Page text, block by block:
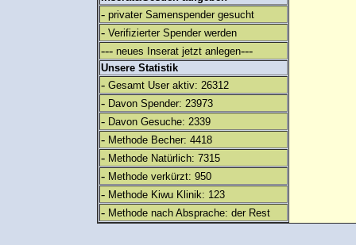
- privater Samenspender gesucht
- Verifizierter Spender werden
--- neues Inserat jetzt anlegen---
Unsere Statistik
- Gesamt User aktiv: 26312
- Davon Spender: 23973
- Davon Gesuche: 2339
- Methode Becher: 4418
- Methode Natürlich: 7315
- Methode verkürzt: 950
- Methode Kiwu Klinik: 123
- Methode nach Absprache: der Rest